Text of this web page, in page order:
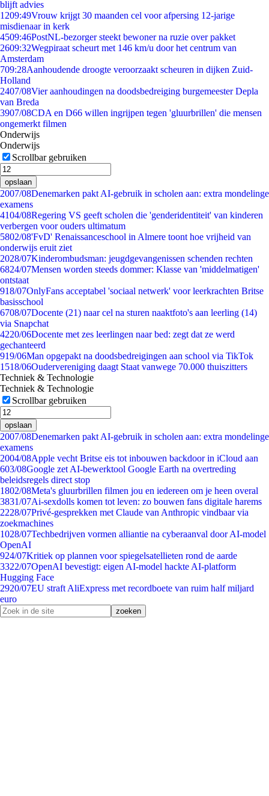
blijft advies
1209:49Vrouw krijgt 30 maanden cel voor afpersing 12-jarige
misdienaar in kerk
4509:46PostNL-bezorger steekt bewoner na ruzie over pakket
2609:32Wegpiraat scheurt met 146 km/u door het centrum van
Amsterdam
709:28Aanhoudende droogte veroorzaakt scheuren in dijken Zuid-
Holland
2407/08Vier aanhoudingen na doodsbedreiging burgemeester Depla
van Breda
3907/08CDA en D66 willen ingrijpen tegen 'gluurbrillen' die mensen
ongemerkt filmen
Onderwijs
Onderwijs
Scrollbar gebruiken
opslaan
2007/08Denemarken pakt AI-gebruik in scholen aan: extra mondelinge
examens
4104/08Regering VS geeft scholen die 'genderidentiteit' van kinderen
verbergen voor ouders ultimatum
5802/08'FvD' Renaissanceschool in Almere toont hoe vrijheid van
onderwijs eruit ziet
2028/07Kinderombudsman: jeugdgevangenissen schenden rechten
6824/07Mensen worden steeds dommer: Klasse van 'middelmatigen'
ontstaat
918/07OnlyFans acceptabel 'sociaal netwerk' voor leerkrachten Britse
basisschool
6708/07Docente (21) naar cel na sturen naaktfoto's aan leerling (14)
via Snapchat
4220/06Docente met zes leerlingen naar bed: zegt dat ze werd
gechanteerd
919/06Man opgepakt na doodsbedreigingen aan school via TikTok
1518/06Oudervereniging daagt Staat vanwege 70.000 thuiszitters
Techniek & Technologie
Techniek & Technologie
Scrollbar gebruiken
opslaan
2007/08Denemarken pakt AI-gebruik in scholen aan: extra mondelinge
examens
2004/08Apple vecht Britse eis tot inbouwen backdoor in iCloud aan
603/08Google zet AI-bewerktool Google Earth na overtreding
beleidsregels direct stop
1802/08Meta's gluurbrillen filmen jou en iedereen om je heen overal
3831/07Ai-sexdolls komen tot leven: zo bouwen fans digitale harems
2228/07Privé-gesprekken met Claude van Anthropic vindbaar via
zoekmachines
1028/07Techbedrijven vormen alliantie na cyberaanval door AI-model
OpenAI
924/07Kritiek op plannen voor spiegelsatellieten rond de aarde
3322/07OpenAI bevestigt: eigen AI-model hackte AI-platform
Hugging Face
2920/07EU straft AliExpress met recordboete van ruim half miljard
euro